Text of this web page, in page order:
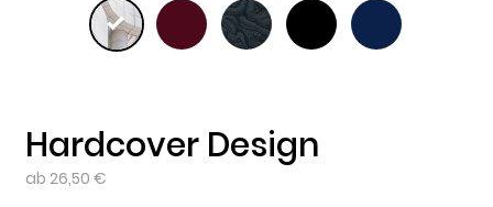
Hardcover Design
ab 26,50 €